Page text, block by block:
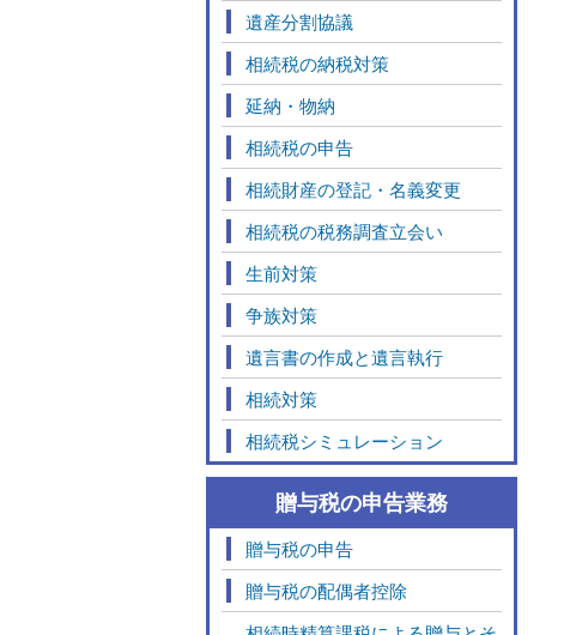
遺産分割協議
相続税の納税対策
延納・物納
相続税の申告
相続財産の登記・名義変更
相続税の税務調査立会い
生前対策
争族対策
遺言書の作成と遺言執行
相続対策
相続税シミュレーション
贈与税の申告業務
贈与税の申告
贈与税の配偶者控除